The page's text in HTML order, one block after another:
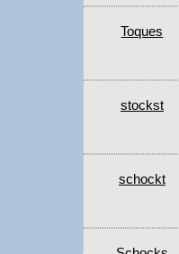
Toques
stockst
schockt